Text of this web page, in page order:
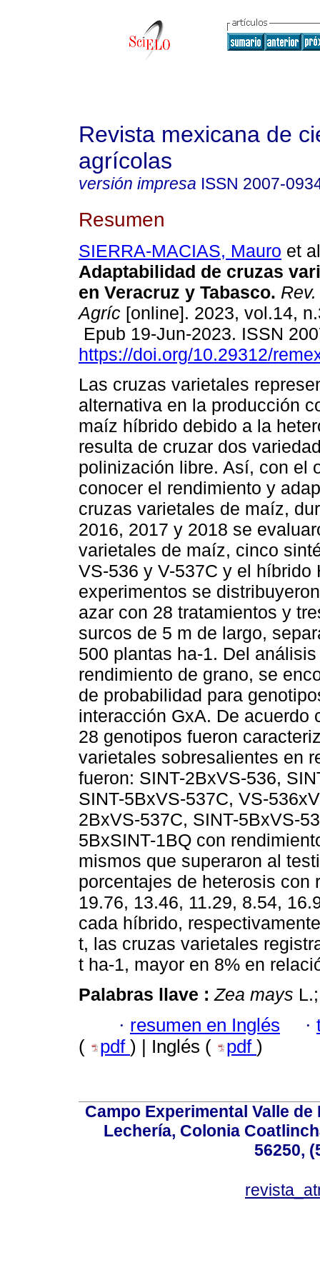
Revista mexicana de
agrícolas
versión impresa ISSN 2007-
Resumen
SIERRA-MACIAS, Mauro et
Adaptabilidad de cruzas
en Veracruz y Tabasco.
Agríc [online]. 2023, vol.14,
Epub 19-Jun-2023. ISSN
https://doi.org/10.29312/
Las cruzas varietales
alternativa en la producción
maíz híbrido debido a la
resulta de cruzar dos
polinización libre. Así, con el
conocer el rendimiento y
cruzas varietales de maíz,
2016, 2017 y 2018 se
varietales de maíz, cinco
VS-536 y V-537C y el
experimentos se
azar con 28 tratamientos y
surcos de 5 m de largo,
500 plantas ha-1. Del
rendimiento de grano, se
de probabilidad para
interacción GxA. De acuerdo
28 genotipos fueron
varietales sobresalientes en
fueron: SINT-2BxVS-536,
SINT-5BxVS-537C, VS-
2BxVS-537C, SINT-5BxVS-
5BxSINT-1BQ con
mismos que superaron al
porcentajes de heterosis con
19.76, 13.46, 11.29, 8.54,
cada híbrido,
t, las cruzas varietales
t ha-1, mayor en 8% en
Palabras llave :Zea mays
· resumen en Inglés ·
(
pdf ) | Inglés ( pdf )
Campo Experimental Valle
Lechería, Colonia
56250,